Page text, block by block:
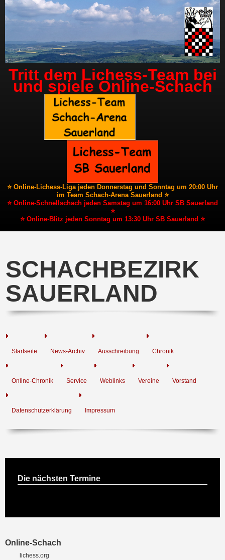
Tritt dem Lichess-Team bei
und spiele Online-Schach
⭐ Online-Lichess-Liga jeden Donnerstag und Sonntag um 20:00 Uhr
im Team Schach-Arena Sauerland ⭐
⭐ Online-Schnellschach jeden Samstag um 16:00 Uhr SB Sauerland
⭐
⭐ Online-Blitz jeden Sonntag um 13:30 Uhr SB Sauerland ⭐
SCHACHBEZIRK
SAUERLAND
Startseite News-Archiv Ausschreibung Chronik
Online-Chronik Service Weblinks Vereine Vorstand
Datenschutzerklärung Impressum
Die nächsten Termine
Online-Schach
lichess.org